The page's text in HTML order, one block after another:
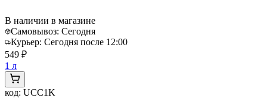
В наличии в магазине
Самовывоз: Сегодня
Курьер: Сегодня после 12:00
549 ₽
1 л
код: UCC1K